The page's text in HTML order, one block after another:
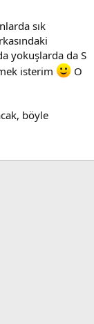
sık
yokuşlarda da S
isterim
O
böyle